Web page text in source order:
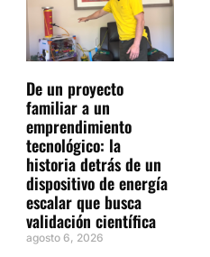
De un proyecto
familiar a un
emprendimiento
tecnológico: la
historia detrás de un
dispositivo de energía
escalar que busca
validación científica
agosto 6, 2026